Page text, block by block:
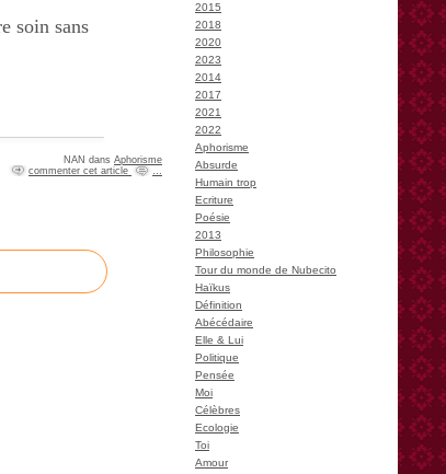
soin sans
NAN dans Aphorisme
commenter cet article
2015
2018
2020
2023
2014
2017
2021
2022
Aphorisme
Absurde
Humain trop
Ecriture
Poésie
2013
Philosophie
Tour du monde de Nubecito
Haïkus
Définition
Abécédaire
Elle & Lui
Politique
Pensée
Moi
Célèbres
Ecologie
Toi
Amour